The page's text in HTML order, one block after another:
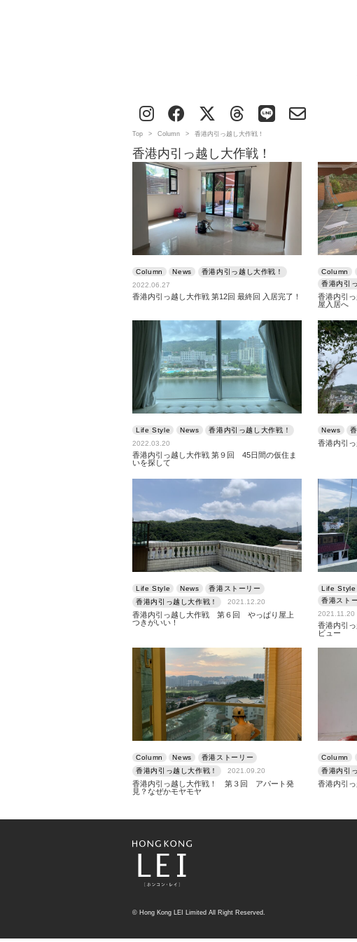
Top > Column > 香港内引っ越し大作戦！
香港内引っ越し大作戦！
Column News
香港内引っ越し大作戦！
2022.06.27
香港内引っ越し大作戦 第12回 最終回 入居完了！
Column
香港内引
香港内引
屋入居へ
Life Style News
香港内引っ越し大作戦！
2022.03.20
香港内引っ越し大作戦 第９回 45日間の仮住ま
いを探して
News
香港内引
Life Style News
香港ストーリー
香港内引っ越し大作戦！
2021.12.20
香港内引っ越し大作戦 第６回 やっぱり屋上
つきがいい！
Life Style
香港スト
2021.11.20
香港内引
ビュー
Column News
香港ストーリー
香港内引っ越し大作戦！
2021.09.20
香港内引っ越し大作戦！ 第３回 アパート発
見？なぜかモヤモヤ
Column
香港内引
香港内引
© Hong Kong LEI Limited All Right Reserved.